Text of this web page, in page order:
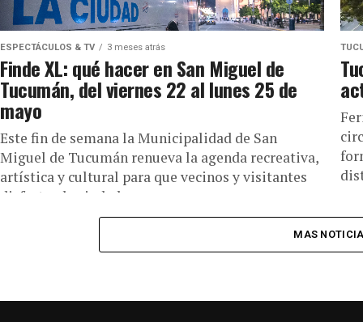
ESPECTÁCULOS & TV 3 meses atrás
Finde XL: qué hacer en San Miguel de
Tucumán, del viernes 22 al lunes 25 de
mayo
Este fin de semana la Municipalidad de San
Miguel de Tucumán renueva la agenda recreativa,
artística y cultural para que vecinos y visitantes
disfruten la ciudad...
MAS